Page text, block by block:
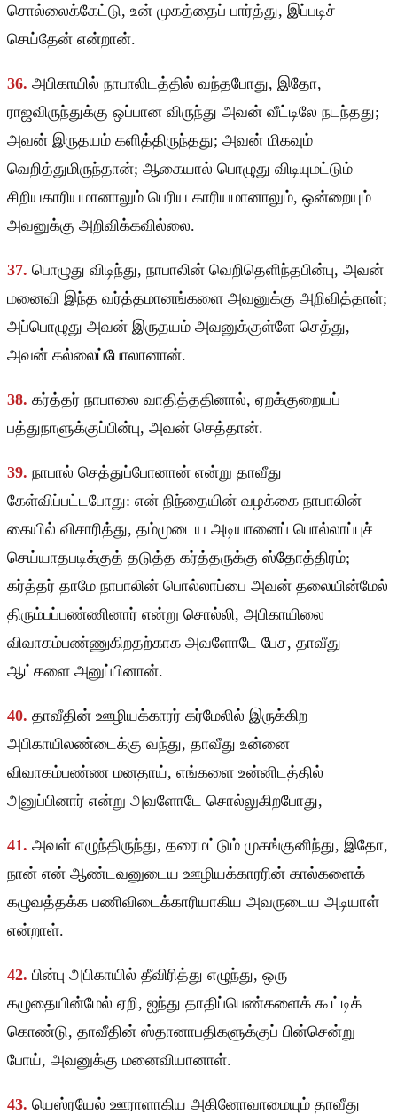
சொல்லைக்கேட்டு, உன் முகத்தைப் பார்த்து, இப்படிச்
செய்தேன் என்றான்.
36. அபிகாயில் நாபாலிடத்தில் வந்தபோது, இதோ,
ராஜவிருந்துக்கு ஒப்பான விருந்து அவன் வீட்டிலே நடந்தது;
அவன் இருதயம் களித்திருந்தது; அவன் மிகவும்
வெறித்துமிருந்தான்; ஆகையால் பொழுது விடியுமட்டும்
சிறியகாரியமானாலும் பெரிய காரியமானாலும், ஒன்றையும்
அவனுக்கு அறிவிக்கவில்லை.
37. பொழுது விடிந்து, நாபாலின் வெறிதெளிந்தபின்பு, அவன்
மனைவி இந்த வர்த்தமானங்களை அவனுக்கு அறிவித்தாள்;
அப்பொழுது அவன் இருதயம் அவனுக்குள்ளே செத்து,
அவன் கல்லைப்போலானான்.
38. கர்த்தர் நாபாலை வாதித்ததினால், ஏறக்குறையப்
பத்துநாளுக்குப்பின்பு, அவன் செத்தான்.
39. நாபால் செத்துப்போனான் என்று தாவீது
கேள்விப்பட்டபோது: என் நிந்தையின் வழக்கை நாபாலின்
கையில் விசாரித்து, தம்முடைய அடியானைப் பொல்லாப்புச்
செய்யாதபடிக்குத் தடுத்த கர்த்தருக்கு ஸ்தோத்திரம்;
கர்த்தர் தாமே நாபாலின் பொல்லாப்பை அவன் தலையின்மேல்
திரும்பப்பண்ணினார் என்று சொல்லி, அபிகாயிலை
விவாகம்பண்ணுகிறதற்காக அவளோடே பேச, தாவீது
ஆட்களை அனுப்பினான்.
40. தாவீதின் ஊழியக்காரர் கர்மேலில் இருக்கிற
அபிகாயிலண்டைக்கு வந்து, தாவீது உன்னை
விவாகம்பண்ண மனதாய், எங்களை உன்னிடத்தில்
அனுப்பினார் என்று அவளோடே சொல்லுகிறபோது,
41. அவள் எழுந்திருந்து, தரைமட்டும் முகங்குனிந்து, இதோ,
நான் என் ஆண்டவனுடைய ஊழியக்காரரின் கால்களைக்
கழுவத்தக்க பணிவிடைக்காரியாகிய அவருடைய அடியாள்
என்றாள்.
42. பின்பு அபிகாயில் தீவிரித்து எழுந்து, ஒரு
கழுதையின்மேல் ஏறி, ஐந்து தாதிப்பெண்களைக் கூட்டிக்
கொண்டு, தாவீதின் ஸ்தானாபதிகளுக்குப் பின்சென்று
போய், அவனுக்கு மனைவியானாள்.
43. யெஸ்ரயேல் ஊராளாகிய அகினோவாமையும் தாவீது